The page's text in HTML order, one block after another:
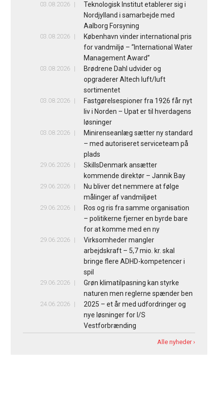
03.08.2026
Teknologisk Institut etablerer sig i
Nordjylland i samarbejde med
Aalborg Forsyning
03.08.2026
København vinder international pris
for vandmiljø – “International Water
Management Award”
03.08.2026
Brødrene Dahl udvider og
opgraderer Altech luft/luft
sortimentet
03.08.2026
Fastgørelsespioner fra 1926 får nyt
liv i Norden – Upat er til hverdagens
løsninger
03.08.2026
Minirenseanlæg sætter ny standard
– med autoriseret serviceteam på
plads
29.06.2026
SkillsDenmark ansætter
kommende direktør – Jannik Bay
29.06.2026
Nu bliver det nemmere at følge
målinger af vandmiljøet
29.06.2026
Ros og ris fra samme organisation
– politikerne fjerner en byrde bare
for at komme med en ny
29.06.2026
Virksomheder mangler
arbejdskraft – 5,7 mio. kr. skal
bringe flere ADHD-kompetencer i
spil
29.06.2026
Grøn klimatilpasning kan styrke
naturen men reglerne spænder ben
24.06.2026
2025 – et år med udfordringer og
nye løsninger for I/S
Vestforbrænding
Alle nyheder ›